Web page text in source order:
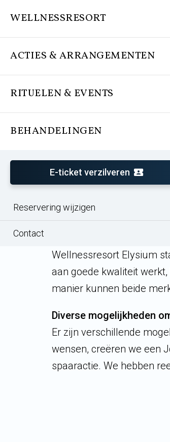
WELLNESSRESORT
ACTIES & ARRANGEMENTEN
RITUELEN & EVENTS
BEHANDELINGEN
E-ticket verzilveren
Reservering wijzigen
Contact
De wereld van wellness
laden lichaam en geeft
Kwaliteit delen & imago
Wellnessresort Elysium
aan goede kwaliteit
manier kunnen beide
Diverse mogelijkheden
Er zijn verschillende
wensen, creëren we een
spaaractie. We hebben